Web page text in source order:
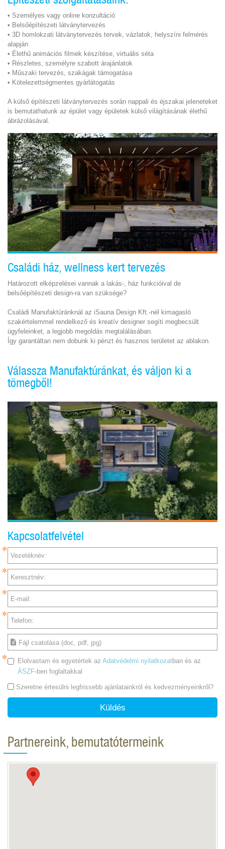
• Személyes vagy online konzultáció
• Belsőépítészeti látványtervezés
• 3D homlokzati látványtervezés tervek, vázlatok, helyszíni felmérés
alapján
• Élethű animációs filmek készítése, virtuális séta
• Részletes, személyre szabott árajánlatok
• Műszaki tervezés, szakágak támogatása
• Kötelezettségmentes gyárlátogatás
A külső építészeti látványtervezés során nappali és éjszakai jeleneteket
is bemutathatunk az épület vagy épületek külső világításának élethű
ábrázolásával.
Családi ház, wellness kert tervezés
Határozott elképzelései vannak a lakás-, ház funkcióival de
belsőépítészeti design-ra van szüksége?
Családi Manufaktúránknál az iSauna Design Kft.-nél kimagasló
szakértelemmel rendelkező és kreatív designer segíti megbecsült
ügyfeleinket, a legjobb megoldás megtalálásában.
Így garantáltan nem dobunk ki pénzt és hasznos területet az ablakon.
Válassza Manufaktúránkat, és váljon ki a
tömegből!
Kapcsolatfelvétel
Vezetéknév:
Keresztnév:
E-mail:
Telefon:
Fájl csatolása (doc, pdf, jpg)
Elolvastam és egyetértek az Adatvédelmi nyilatkozatban és az
ÁSZF-ben foglaltakkal
Szeretne értesülni legfrissebb ajánlatainkról és kedvezményeinkről?
Küldés
Partnereink, bemutatótermeink